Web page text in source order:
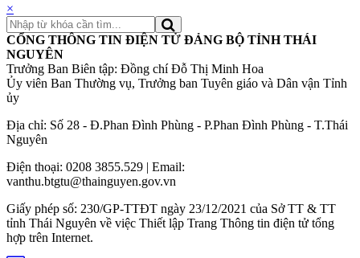
×
CỔNG THÔNG TIN ĐIỆN TỬ ĐẢNG BỘ TỈNH THÁI
NGUYÊN
Trưởng Ban Biên tập: Đồng chí Đỗ Thị Minh Hoa
Ủy viên Ban Thường vụ, Trưởng ban Tuyên giáo và Dân vận Tỉnh
ủy
Địa chỉ: Số 28 - Đ.Phan Đình Phùng - P.Phan Đình Phùng - T.Thái
Nguyên
Điện thoại: 0208 3855.529 | Email:
vanthu.btgtu@thainguyen.gov.vn
Giấy phép số: 230/GP-TTĐT ngày 23/12/2021 của Sở TT & TT
tỉnh Thái Nguyên về việc Thiết lập Trang Thông tin điện tử tổng
hợp trên Internet.